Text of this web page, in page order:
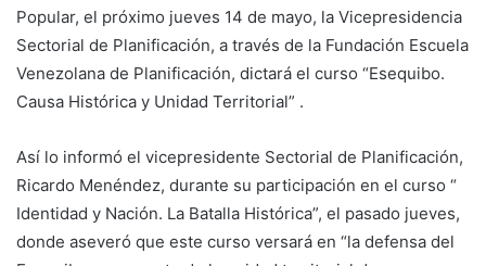
Popular, el próximo jueves 14 de mayo, la Vicepresidencia
Sectorial de Planificación, a través de la Fundación Escuela
Venezolana de Planificación, dictará el curso “Esequibo.
Causa Histórica y Unidad Territorial” .
Así lo informó el vicepresidente Sectorial de Planificación,
Ricardo Menéndez, durante su participación en el curso “
Identidad y Nación. La Batalla Histórica”, el pasado jueves,
donde aseveró que este curso versará en “la defensa del